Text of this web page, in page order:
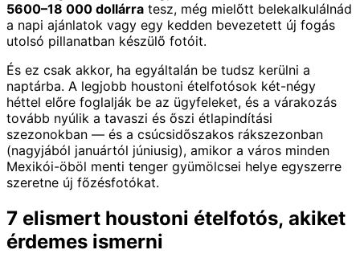
5600–18 000 dollárra tesz, még mielőtt belekalkulálnád
a napi ajánlatok vagy egy kedden bevezetett új fogás
utolsó pillanatban készülő fotóit.
És ez csak akkor, ha egyáltalán be tudsz kerülni a
naptárba. A legjobb houstoni ételfotósok két-négy
héttel előre foglalják be az ügyfeleket, és a várakozás
tovább nyúlik a tavaszi és őszi étlapindítási
szezonokban — és a csúcsidőszakos rákszezonban
(nagyjából januártól júniusig), amikor a város minden
Mexikói-öböl menti tenger gyümölcsei helye egyszerre
szeretne új főzésfotókat.
7 elismert houstoni ételfotós, akiket
érdemes ismerni